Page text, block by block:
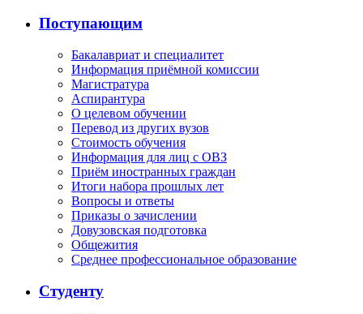
Поступающим
Бакалавриат и специалитет
Информация приёмной комиссии
Магистратура
Аспирантура
О целевом обучении
Перевод из других вузов
Стоимость обучения
Информация для лиц с ОВЗ
Приём иностранных граждан
Итоги набора прошлых лет
Вопросы и ответы
Приказы о зачислении
Довузовская подготовка
Общежития
Среднее профессиональное образование
Студенту